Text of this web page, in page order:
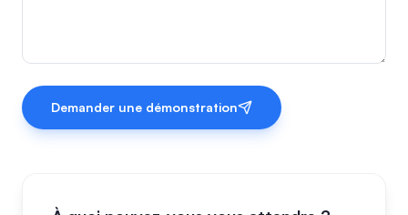
Demander une démonstration